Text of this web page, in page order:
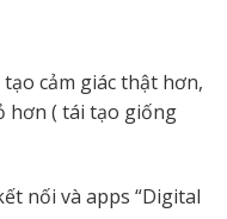
cảm giác thật hơn,
hơn ( tái tạo giống
nối và apps “Digital